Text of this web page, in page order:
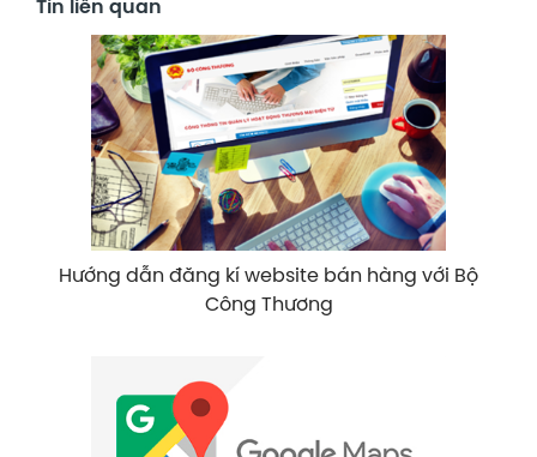
Tin liên quan
Hướng dẫn đăng kí website bán hàng với Bộ
Công Thương